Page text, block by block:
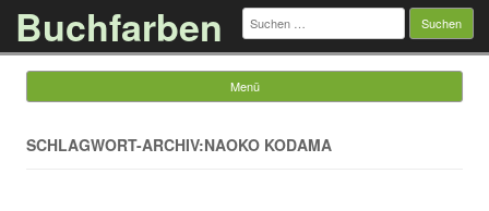
Buchfarben Suchen
nach:
Menü
SCHLAGWORT-ARCHIV:NAOKO KODAMA